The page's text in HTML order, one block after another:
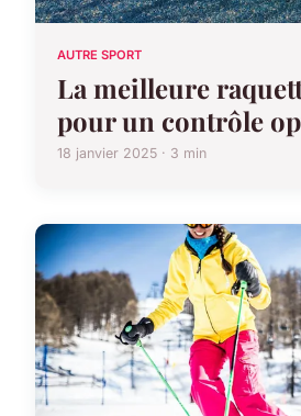
AUTRE SPORT
La meilleure
pour un contrôle
18 janvier 2025 · 3 min